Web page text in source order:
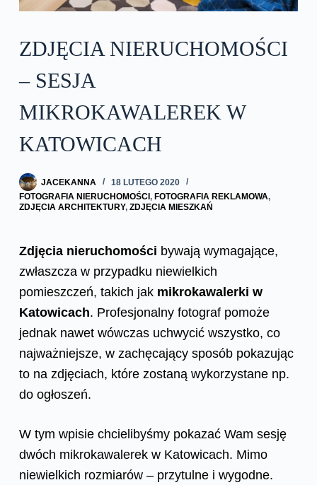
ZDJĘCIA NIERUCHOMOŚCI
– SESJA
MIKROKAWALEREK W
KATOWICACH
JACEKANNA
18 LUTEGO 2020
FOTOGRAFIA NIERUCHOMOŚCI , FOTOGRAFIA REKLAMOWA,
ZDJĘCIA ARCHITEKTURY, ZDJĘCIA MIESZKAŃ
Zdjęcia nieruchomości bywają wymagające,
zwłaszcza w przypadku niewielkich
pomieszczeń, takich jak mikrokawalerki w
Katowicach. Profesjonalny fotograf pomoże
jednak nawet wówczas uchwycić wszystko, co
najważniejsze, w zachęcający sposób pokazując
to na zdjęciach, które zostaną wykorzystane np.
do ogłoszeń.
W tym wpisie chcielibyśmy pokazać Wam sesję
dwóch mikrokawalerek w Katowicach. Mimo
niewielkich rozmiarów – przytulne i wygodne.